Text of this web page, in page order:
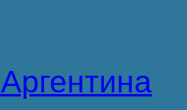
Аргентина